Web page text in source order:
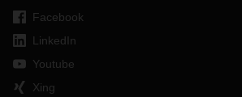
Facebook
LinkedIn
Youtube
Xing